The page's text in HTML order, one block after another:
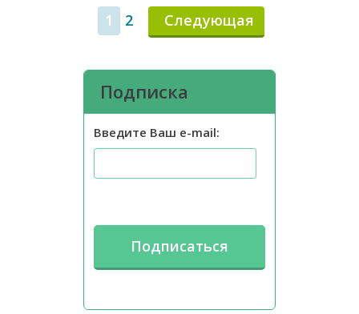
1 2 Следующая
Подписка
Введите Ваш e-mail: